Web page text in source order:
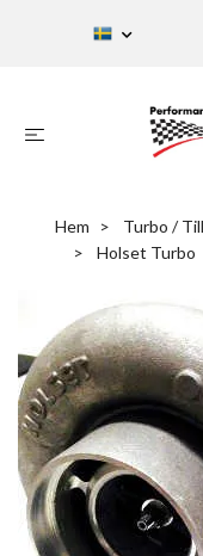
Hem Turbo /
Holset Turbo